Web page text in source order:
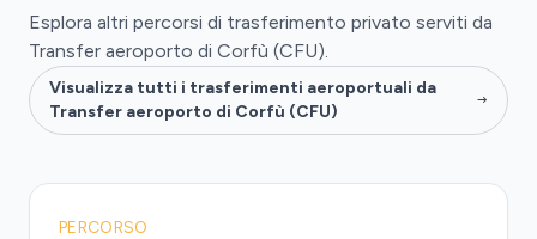
Esplora altri percorsi di trasferimento privato serviti da
Transfer aeroporto di Corfù (CFU).
Visualizza tutti i trasferimenti aeroportuali da
Transfer aeroporto di Corfù (CFU)
PERCORSO